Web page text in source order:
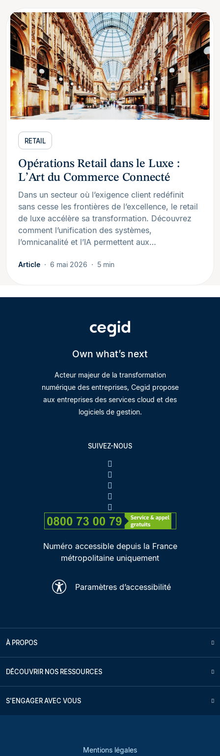
RETAIL
Opérations Retail dans le Luxe :
L’Art du Commerce Connecté
Dans un secteur où l’exigence client redéfinit
sans cesse les frontières de l’excellence, le retail
de luxe accélère sa transformation. Découvrez
comment l’unification des systèmes,
l’omnicanalité et l’IA permettent aux…
Article 6 mai 2026 5 min
Own what’s next
Acteur majeur de la transformation
numérique des entreprises, Cegid propose
aux entreprises des services cloud et des
logiciels de gestion.
SUIVEZ-NOUS
Numéro accessible depuis la France
métropolitaine uniquement
Paramètres d’accessibilité
À PROPOS
DÉCOUVRIR NOS RESSOURCES
S'ENGAGER AVEC VOUS
Mentions légales